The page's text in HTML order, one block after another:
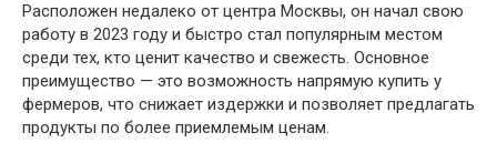
Расположен недалеко от центра Москвы, он начал свою
работу в 2023 году и быстро стал популярным местом
среди тех, кто ценит качество и свежесть. Основное
преимущество — это возможность напрямую купить у
фермеров, что снижает издержки и позволяет предлагать
продукты по более приемлемым ценам.